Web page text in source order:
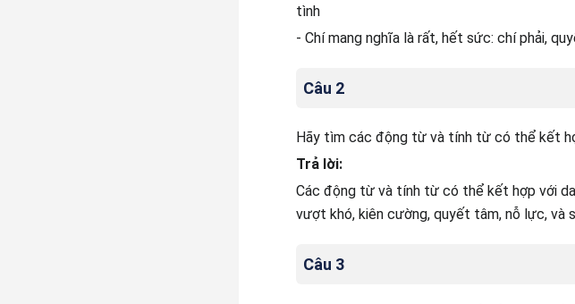
tình
- Chí mang nghĩa là rất, hết sức: chí phải,
Câu 2
Hãy tìm các động từ và tính từ có thể kết
Trả lời:
Các động từ và tính từ có thể kết hợp với
vượt khó, kiên cường, quyết tâm, nỗ lực, và
Câu 3